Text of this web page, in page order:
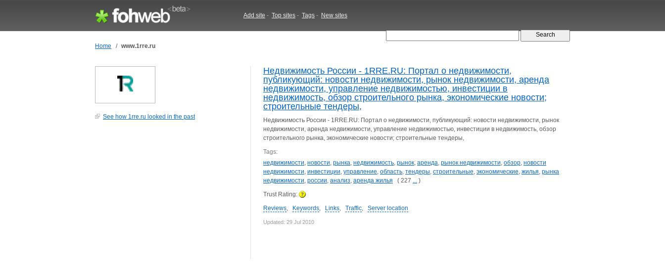
Add site - Top sites - Tags - New sites
Home / www.1rre.ru
See how 1rre.ru looked in the past
Недвижимость России - 1RRE.RU: Портал о недвижимости,
публикующий: новости недвижимости, рынок недвижимости, аренда
недвижимости, управление недвижимостью, инвестиции в
недвижимость, обзор строительного рынка, экономические новости;
строительные тендеры,
Недвижимость России - 1RRE.RU: Портал о недвижимости, публикующий: новости недвижимости, рынок
недвижимости, аренда недвижимости, управление недвижимостью, инвестиции в недвижимость, обзор
строительного рынка, экономические новости; строительные тендеры,
Tags:
недвижимости, новости, рынка, недвижимость, рынок, аренда, рынок недвижимости, обзор, новости
недвижимости, инвестиции, управление, область, тендеры, строительные, экономические, жилья, рынка
недвижимости, россии, анализ, аренда жилья ( 227 ... )
Trust Rating:
Reviews, Keywords, Links, Traffic, Server location
Updated: 29 Jul 2010